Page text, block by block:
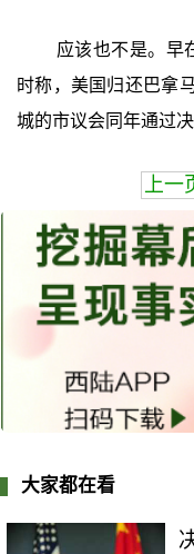
应该也不是。早
时称，美国归还巴拿
城的市议会同年通过决
上一
大家都在看